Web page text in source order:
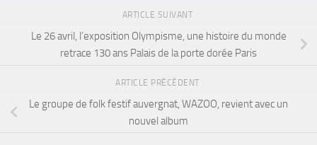
ARTICLE SUIVANT
Le 26 avril, l’exposition Olympisme, une histoire du monde
retrace 130 ans Palais de la porte dorée Paris
ARTICLE PRÉCÉDENT
Le groupe de folk festif auvergnat, WAZOO, revient avec un
nouvel album